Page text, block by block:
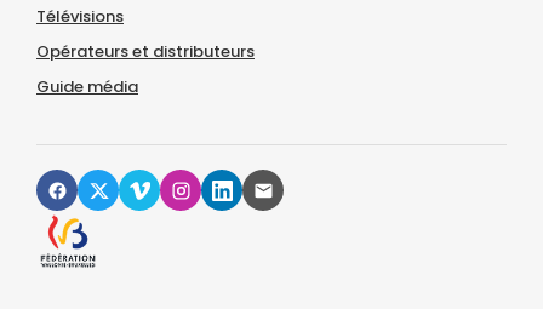
Télévisions
Opérateurs et distributeurs
Guide média